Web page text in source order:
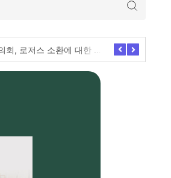
미 의회, 로저스 소환에 대한 긴급한 증언 요청